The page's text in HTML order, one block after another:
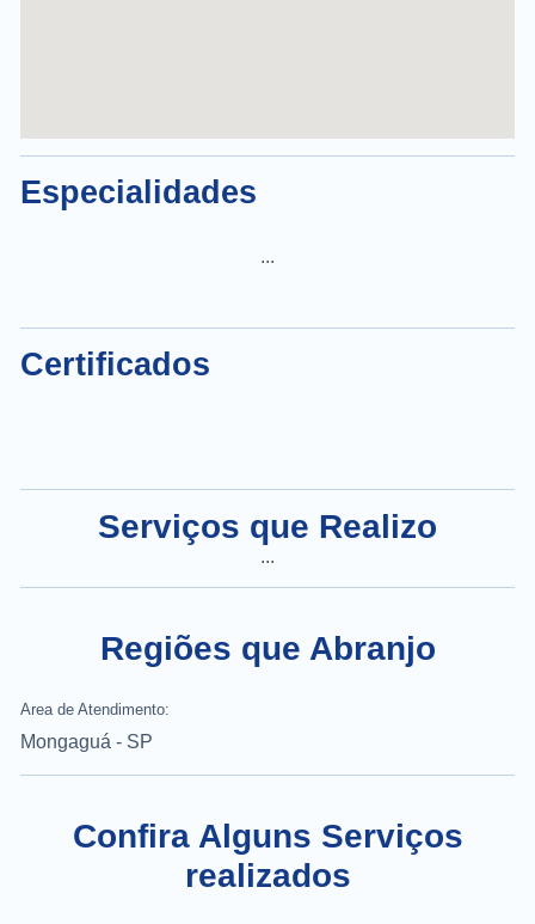
Especialidades
...
Certificados
Serviços que Realizo
...
Regiões que Abranjo
Area de Atendimento:
Mongaguá - SP
Confira Alguns Serviços
realizados